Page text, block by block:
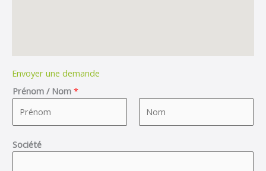
Envoyer une demande
Prénom / Nom *
iSociété